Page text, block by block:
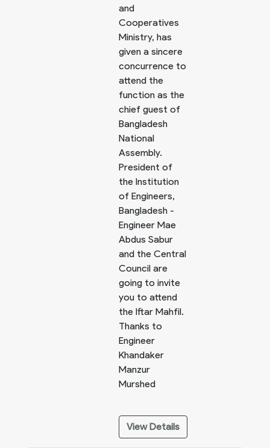
and
Cooperatives
Ministry, has
given a sincere
concurrence to
attend the
function as the
chief guest of
Bangladesh
National
Assembly.
President of
the Institution
of Engineers,
Bangladesh -
Engineer Mae
Abdus Sabur
and the Central
Council are
going to invite
you to attend
the Iftar Mahfil.
Thanks to
Engineer
Khandaker
Manzur
Murshed
View Details